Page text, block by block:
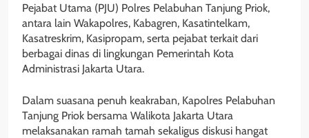
Pejabat Utama (PJU) Polres Pelabuhan Tanjung Priok,
antara lain Wakapolres, Kabagren, Kasatintelkam,
Kasatreskrim, Kasipropam, serta pejabat terkait dari
berbagai dinas di lingkungan Pemerintah Kota
Administrasi Jakarta Utara.
Dalam suasana penuh keakraban, Kapolres Pelabuhan
Tanjung Priok bersama Walikota Jakarta Utara
melaksanakan ramah tamah sekaligus diskusi hangat